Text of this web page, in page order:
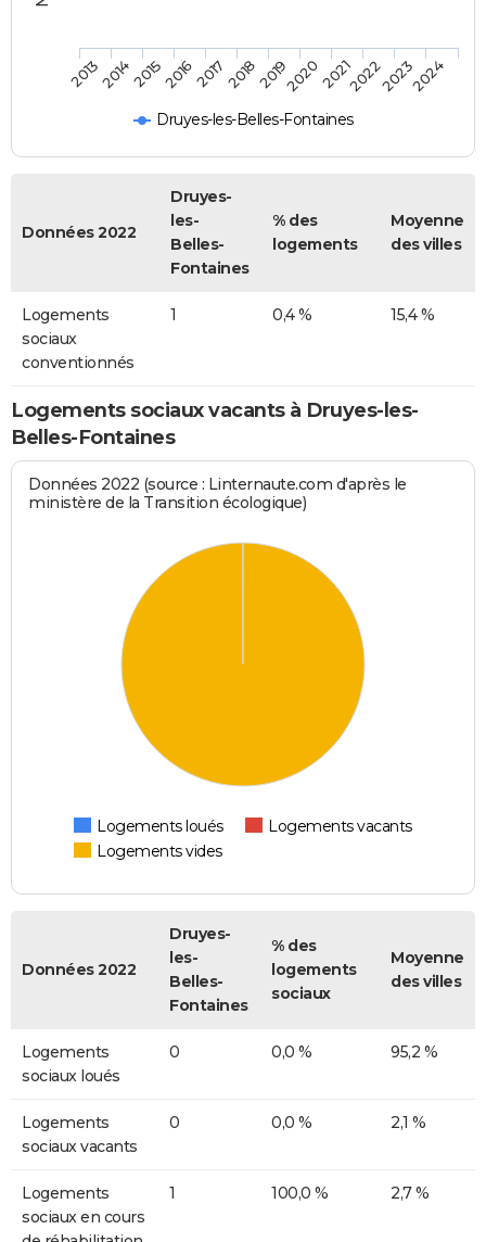
Druyes-les-Belles-Fontaines
201320142015201620172018201920202021202220232024
Données 2022
Druyes-
les-
Belles-
Fontaines
% des
logements
Moyenne
des villes
Logements
sociaux
conventionnés
1 0,4 % 15,4 %
Logements sociaux vacants à Druyes-les-
Belles-Fontaines
Données 2022 (source : Linternaute.com d'après le
ministère de la Transition écologique)
Logements loués
Logements vacants
Logements vides
Données 2022
Druyes-
les-
Belles-
Fontaines
% des
logements
sociaux
Moyenne
des villes
Logements
sociaux loués
0 0,0 % 95,2 %
Logements
sociaux vacants
0 0,0 % 2,1 %
Logements
sociaux en cours
1 100,0 % 2,7 %